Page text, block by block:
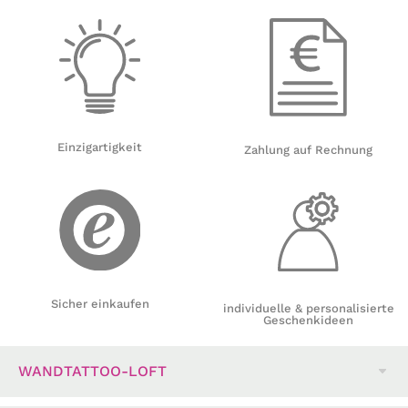
Einzigartigkeit
Sicher einkaufen
Zahlung auf Rechnung
individuelle & personalisierte
Geschenkideen
WANDTATTOO-LOFT